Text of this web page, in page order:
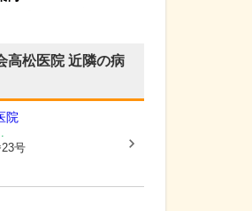
高松医院近隣の病
院
号